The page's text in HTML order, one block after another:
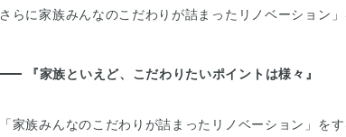
さらに家族みんなのこだわりが詰まったリノベーション
『家族といえど、こだわりたいポイントは様々』
「家族みんなのこだわりが詰まったリノベーション」を